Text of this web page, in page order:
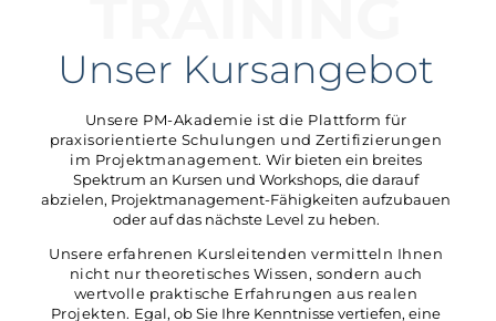
Unser Kursangebot
Unsere PM-Akademie ist die Plattform für
praxisorientierte Schulungen und Zertifizierungen
im Projektmanagement. Wir bieten ein breites
Spektrum an Kursen und Workshops, die darauf
abzielen, Projektmanagement-Fähigkeiten aufzubauen
oder auf das nächste Level zu heben.
Unsere erfahrenen Kursleitenden vermitteln Ihnen
nicht nur theoretisches Wissen, sondern auch
wertvolle praktische Erfahrungen aus realen
Projekten. Egal, ob Sie Ihre Kenntnisse vertiefen, eine